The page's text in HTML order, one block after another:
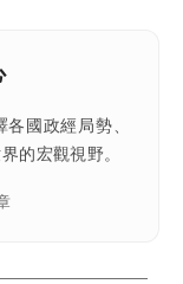
國政經局勢、
的宏觀視野。